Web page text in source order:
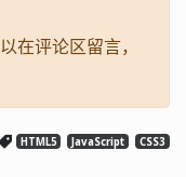
在评论区留言，
HTML5 JavaScript CSS3